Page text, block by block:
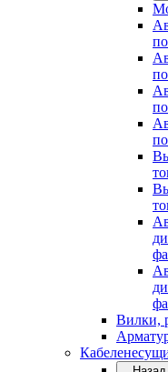
Вилки,